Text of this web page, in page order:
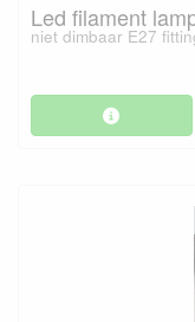
Led filament
niet dimbaar E27